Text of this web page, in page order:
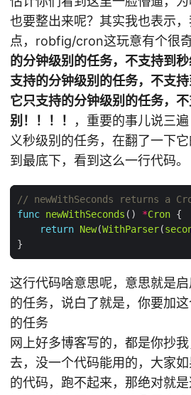
也要整出来呢？其实我也表示
点，robfig/cron这玩意有个很奇
的分钟级别的任务，不支持到秒
支持的分钟级别的任务，不支持
它只支持的分钟级别的任务，
别！！！！
，重要的事儿说三
义秒级别的任务，在翻了一下
到最底下，看到这么一行代码。
// newWithSeconds returns a
func newWithSeconds () *Cron
return New(WithParser(
这行代码啥意思呢，意思就是
的任务，说白了就是，你要加
的任务
网上好多博客写的，都是你抄
去，没一个代码能用的，大家
的代码，跑不起来，那绝对就